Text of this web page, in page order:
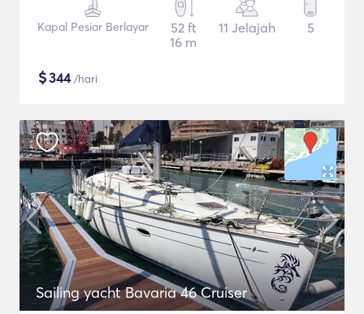
Kapal Pesiar Berlayar
52 ft
16 m
11 Jelajah 5
$344/hari
Sailing yacht Bavaria 46 Cruiser